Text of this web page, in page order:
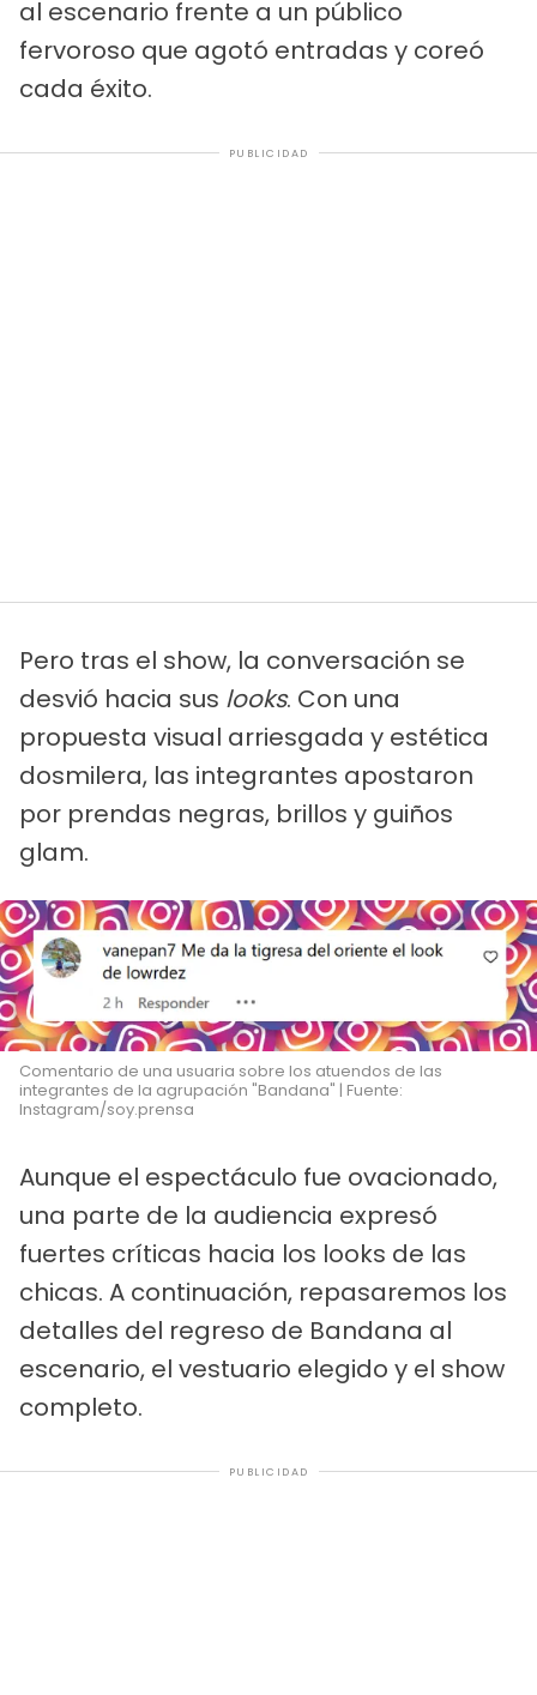
al escenario frente a un público
fervoroso que agotó entradas y coreó
cada éxito.
PUBLICIDAD
Pero tras el show, la conversación se
desvió hacia sus looks. Con una
propuesta visual arriesgada y estética
dosmilera, las integrantes apostaron
por prendas negras, brillos y guiños
glam.
Comentario de una usuaria sobre los atuendos de las
integrantes de la agrupación "Bandana" | Fuente:
Instagram/soy.prensa
Aunque el espectáculo fue ovacionado,
una parte de la audiencia expresó
fuertes críticas hacia los looks de las
chicas. A continuación, repasaremos los
detalles del regreso de Bandana al
escenario, el vestuario elegido y el show
completo.
PUBLICIDAD